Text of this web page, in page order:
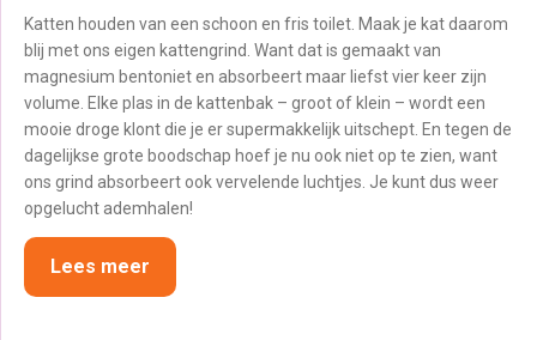
Katten houden van een schoon en fris toilet. Maak je kat daarom
blij met ons eigen kattengrind. Want dat is gemaakt van
magnesium bentoniet en absorbeert maar liefst vier keer zijn
volume. Elke plas in de kattenbak – groot of klein – wordt een
mooie droge klont die je er supermakkelijk uitschept. En tegen de
dagelijkse grote boodschap hoef je nu ook niet op te zien, want
ons grind absorbeert ook vervelende luchtjes. Je kunt dus weer
opgelucht ademhalen!
Lees meer